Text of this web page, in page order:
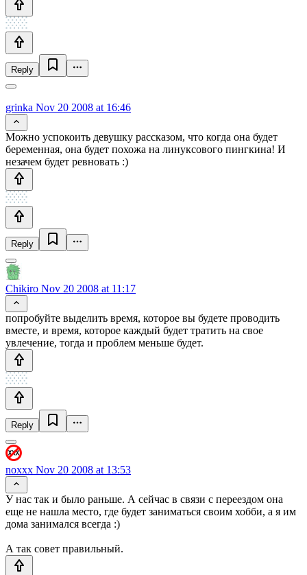
Reply
grinka Nov 20 2008 at 16:46
Можно успокоить девушку рассказом, что когда она будет
беременная, она будет похожа на линуксового пингкина! И
незачем будет ревновать :)
Reply
Chikiro Nov 20 2008 at 11:17
попробуйте выделить время, которое вы будете проводить
вместе, и время, которое каждый будет тратить на свое
увлечение, тогда и проблем меньше будет.
Reply
noxxx Nov 20 2008 at 13:53
У нас так и было раньше. А сейчас в связи с переездом она
еще не нашла место, где будет заниматься своим хобби, а я им
дома занимался всегда :)
А так совет правильный.